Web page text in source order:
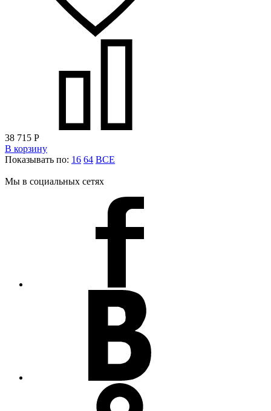
38 715 Р
В корзину
Показывать по: 16 64 ВСЕ
Мы в социальных сетях